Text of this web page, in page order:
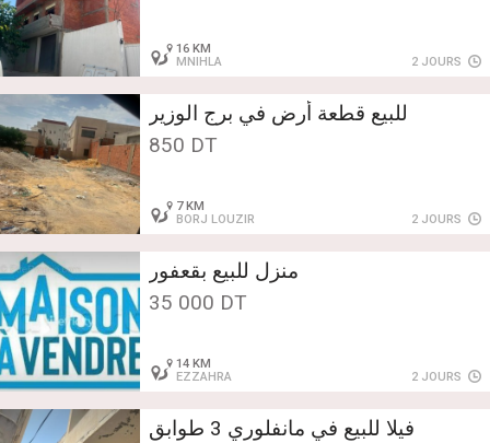
16 KM
MNIHLA
2 JOURS
للبيع قطعة أرض في برج الوزير
850 DT
7 KM
BORJ LOUZIR
2 JOURS
منزل للبيع بقعفور
35 000 DT
14 KM
EZZAHRA
2 JOURS
فيلا للبيع في مانفلوري 3 طوابق